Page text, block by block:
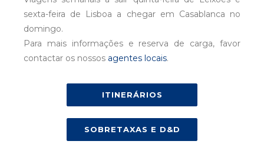
sexta-feira de Lisboa a chegar em Casablanca no
domingo.
Para mais informações e reserva de carga, favor
contactar os nossos agentes locais.
ITINERÁRIOS
SOBRETAXAS E D&D